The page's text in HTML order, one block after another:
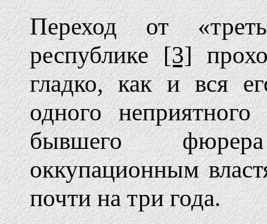
Переход от
республике [3]
гладко, как и вся
одного
бывшего
оккупационным
почти на три года.